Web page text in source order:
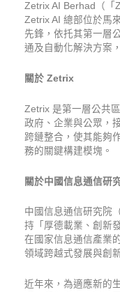
Zetrix AI Berhad（「
Zetrix AI 總部位於馬
先鋒，依托其第一層
通及自動化解決方案
關於 Zetrix
Zetrix 是第一層公共
政府、企業與公眾，
跨鏈整合，使其能夠
務的關鍵構建模塊。
關於中國信息通信研
中國信息通信研究院
持「厚德載業、創新
在國家信息通信產業
領域跨越式發展與創
近年來，為適應新的